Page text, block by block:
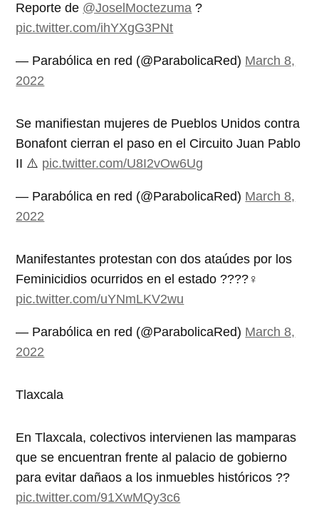
Reporte de @JoselMoctezuma ?
pic.twitter.com/ihYXgG3PNt
— Parabólica en red (@ParabolicaRed) March 8,
2022
Se manifiestan mujeres de Pueblos Unidos contra
Bonafont cierran el paso en el Circuito Juan Pablo
II ⚠️ pic.twitter.com/U8I2vOw6Ug
— Parabólica en red (@ParabolicaRed) March 8,
2022
Manifestantes protestan con dos ataúdes por los
Feminicidios ocurridos en el estado ????‍♀️
pic.twitter.com/uYNmLKV2wu
— Parabólica en red (@ParabolicaRed) March 8,
2022
Tlaxcala
En Tlaxcala, colectivos intervienen las mamparas
que se encuentran frente al palacio de gobierno
para evitar dañaos a los inmuebles históricos ??
pic.twitter.com/91XwMQy3c6